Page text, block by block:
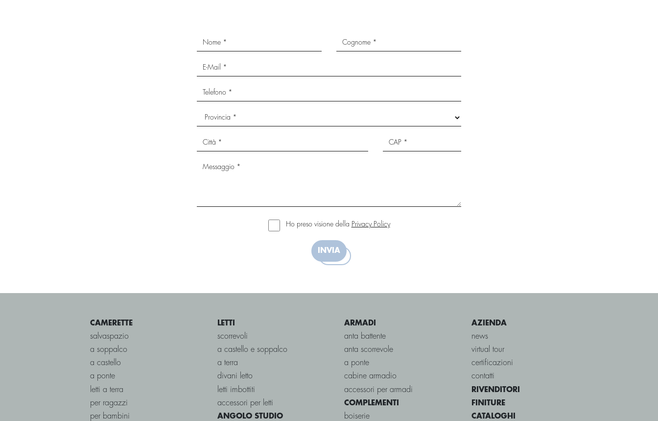
Ho preso visione della Privacy Policy
INVIA
CAMERETTE
salvaspazio
a soppalco
a castello
a ponte
letti a terra
per ragazzi
per bambini
LETTI
scorrevoli
a castello e soppalco
a terra
divani letto
letti imbottiti
accessori per letti
ANGOLO STUDIO
ARMADI
anta battente
anta scorrevole
a ponte
cabine armadio
accessori per armadi
COMPLEMENTI
boiserie
AZIENDA
news
virtual tour
certificazioni
contatti
RIVENDITORI
FINITURE
CATALOGHI